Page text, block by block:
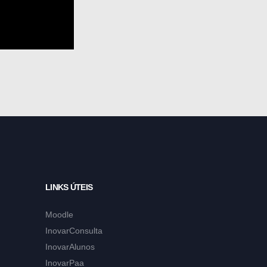
LINKS ÚTEIS
Moodle
InovarConsulta
InovarAlunos
InovarPaa